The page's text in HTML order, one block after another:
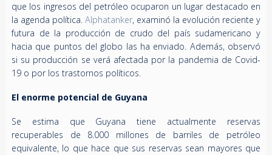
que los ingresos del petróleo ocuparon un lugar destacado en
la agenda política. Alphatanker, examinó la evolución reciente y
futura de la producción de crudo del país sudamericano y
hacia que puntos del globo las ha enviado. Además, observó
si su producción se verá afectada por la pandemia de Covid-
19 o por los trastornos políticos.
El enorme potencial de Guyana
Se estima que Guyana tiene actualmente reservas
recuperables de 8.000 millones de barriles de petróleo
equivalente, lo que hace que sus reservas sean mayores que